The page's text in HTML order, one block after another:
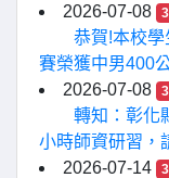
2026-07-08
恭賀!本校
賽榮獲中男400
2026-07-08
轉知：彰化
小時師資研習，
2026-07-14